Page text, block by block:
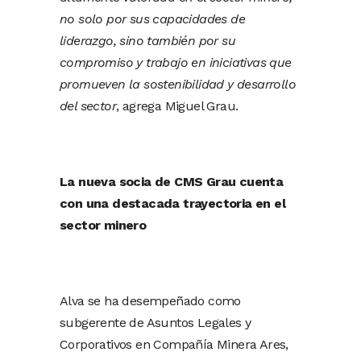
no solo por sus capacidades de
liderazgo, sino también por su
compromiso y trabajo en iniciativas que
promueven la sostenibilidad y desarrollo
del sector, agrega Miguel Grau.
La nueva socia de CMS Grau cuenta
con una destacada trayectoria en el
sector minero
Alva se ha desempeñado como
subgerente de Asuntos Legales y
Corporativos en Compañía Minera Ares,